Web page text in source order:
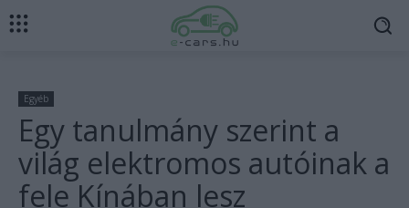
Egyéb
Egy tanulmány szerint a
világ elektromos autóinak a
fele Kínában lesz